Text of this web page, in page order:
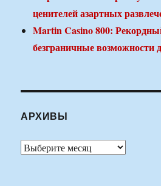
ценителей азартных
Martin Casino 800:
безграничные
АРХИВЫ
Архивы